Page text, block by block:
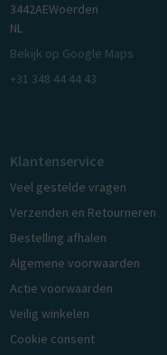
3442AEWoerden
NL
Bekijk op Google Maps
+31 348 44 44 43
Klantenservice
Veel gestelde vragen
Verzenden en Retourneren
Bestelling afhalen
Algemene voorwaarden
Actie voorwaarden
Veilig winkelen
Cookie consent